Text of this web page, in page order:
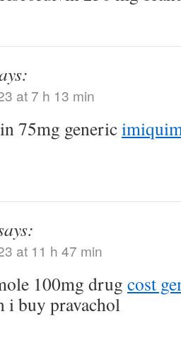
at 7 h 13 min
75mg generic
at 11 h 47 min
100mg drug cost
i buy pravachol